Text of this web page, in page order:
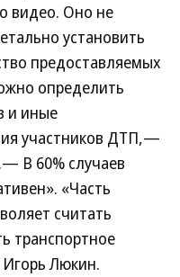
видео. Оно не
установить
предоставляемых
определить
и иные
участников ДТП,—
В 60% случаев
«Часть
считать
транспортное
Люкин.